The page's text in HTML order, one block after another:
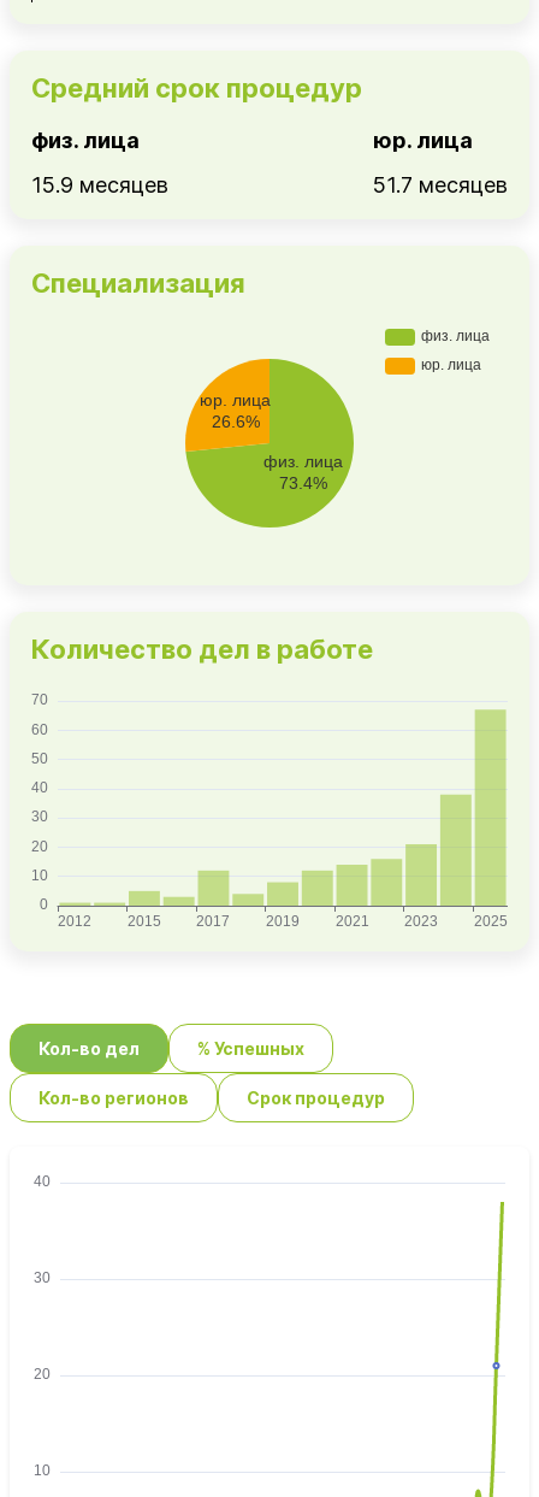
Средний срок процедур
физ. лица
15.9 месяцев
юр. лица
51.7 месяцев
Специализация
Количество дел в работе
Кол-во дел % Успешных
Кол-во регионов Срок процедур